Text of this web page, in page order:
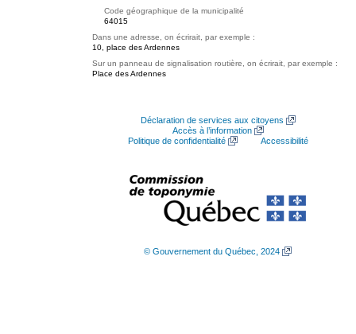
Code géographique de la municipalité
64015
Dans une adresse, on écrirait, par exemple :
10, place des Ardennes
Sur un panneau de signalisation routière, on écrirait, par exemple :
Place des Ardennes
Déclaration de services aux citoyens
Accès à l’information
Politique de confidentialité
Accessibilité
© Gouvernement du Québec, 2024